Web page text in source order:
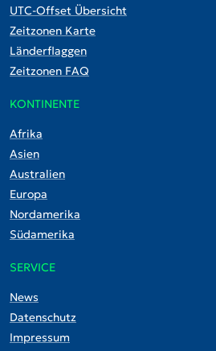
UTC-Offset Übersicht
Zeitzonen Karte
Länderflaggen
Zeitzonen FAQ
KONTINENTE
Afrika
Asien
Australien
Europa
Nordamerika
Südamerika
SERVICE
News
Datenschutz
Impressum